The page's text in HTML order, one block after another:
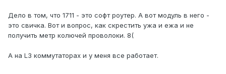
Дело в том, что 1711 - это софт роутер. А вот модуль в него -
это свичка. Вот и вопрос, как скрестить ужа и ежа и не
получить метр колючей проволоки. 8(
А на L3 коммутаторах и у меня все работает.